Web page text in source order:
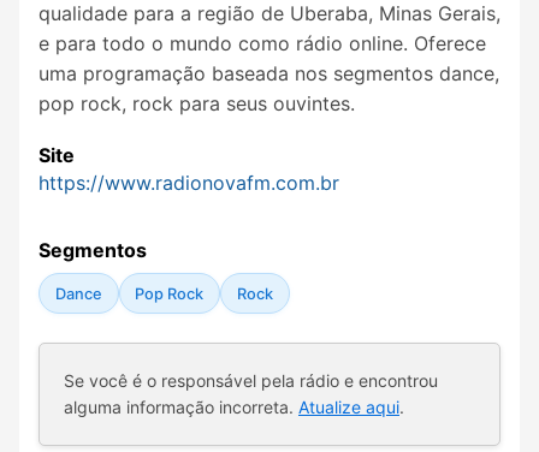
qualidade para a região de Uberaba, Minas Gerais,
e para todo o mundo como rádio online. Oferece
uma programação baseada nos segmentos dance,
pop rock, rock para seus ouvintes.
Site
https://www.radionovafm.com.br
Segmentos
Dance Pop Rock Rock
Se você é o responsável pela rádio e encontrou
alguma informação incorreta. Atualize aqui.